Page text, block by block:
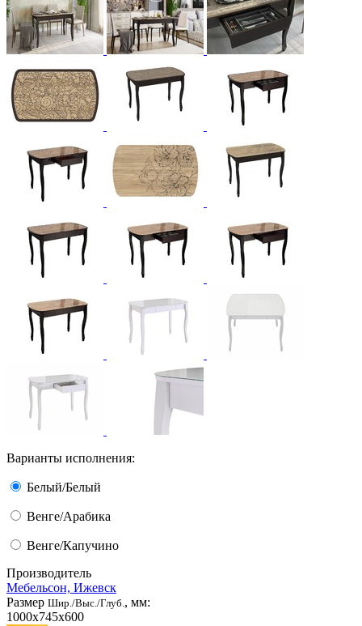
Варианты исполнения:
Белый/Белый
Венге/Арабика
Венге/Капучино
Производитель
Мебельсон, Ижевск
Размер Шир./Выс./Глуб. , мм:
1000x745x600